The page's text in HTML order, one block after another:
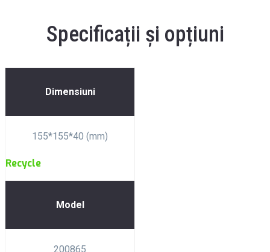
Specificații și opțiuni
Dimensiuni
155*155*40 (mm)
Recycle
Model
200865